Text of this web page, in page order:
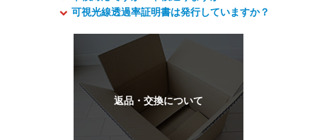
可視光線透過率証明書は発行していますか？